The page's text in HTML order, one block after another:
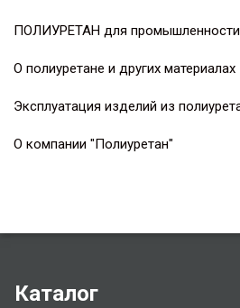
ПОЛИУРЕТАН для промышленности
О полиуретане и других материалах
Эксплуатация изделий из
О компании "Полиуретан"
Каталог